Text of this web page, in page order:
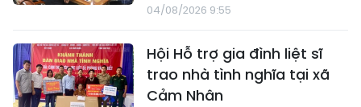
04/08/2026 9:55
Hội Hỗ trợ gia đình liệt sĩ
trao nhà tình nghĩa tại xã
Cảm Nhân